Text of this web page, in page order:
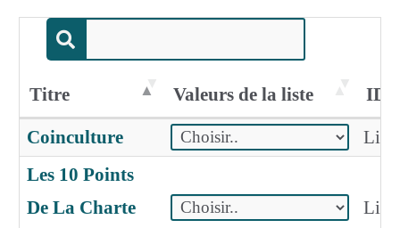
Titre Valeurs de la liste
ID
Coinculture
Les 10 Points
De La Charte